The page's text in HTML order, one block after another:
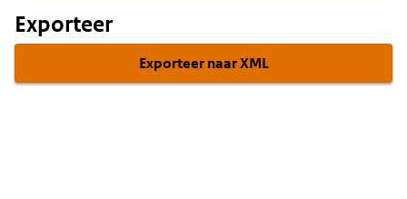
Exporteer
Exporteer naar XML